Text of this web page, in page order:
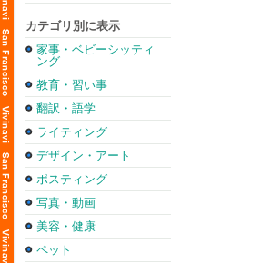
カテゴリ別に表示
家事・ベビーシッティ
ング
教育・習い事
翻訳・語学
ライティング
デザイン・アート
ポスティング
写真・動画
美容・健康
ペット